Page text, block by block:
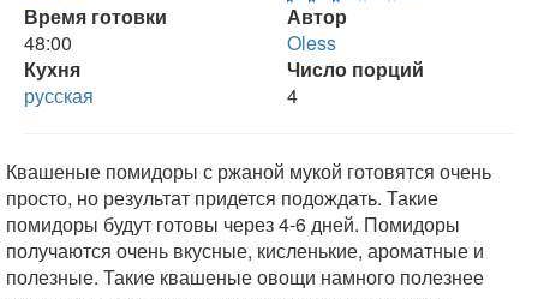
Время готовки
48:00
Автор
Oless
Кухня
русская
Число порций
4
Квашеные помидоры с ржаной мукой готовятся очень
просто, но результат придется подождать. Такие
помидоры будут готовы через 4-6 дней. Помидоры
получаются очень вкусные, кисленькие, ароматные и
полезные. Такие квашеные овощи намного полезнее